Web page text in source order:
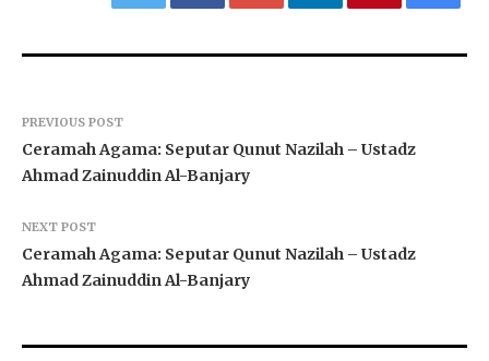
PREVIOUS POST
Ceramah Agama: Seputar Qunut Nazilah – Ustadz
Ahmad Zainuddin Al-Banjary
NEXT POST
Ceramah Agama: Seputar Qunut Nazilah – Ustadz
Ahmad Zainuddin Al-Banjary